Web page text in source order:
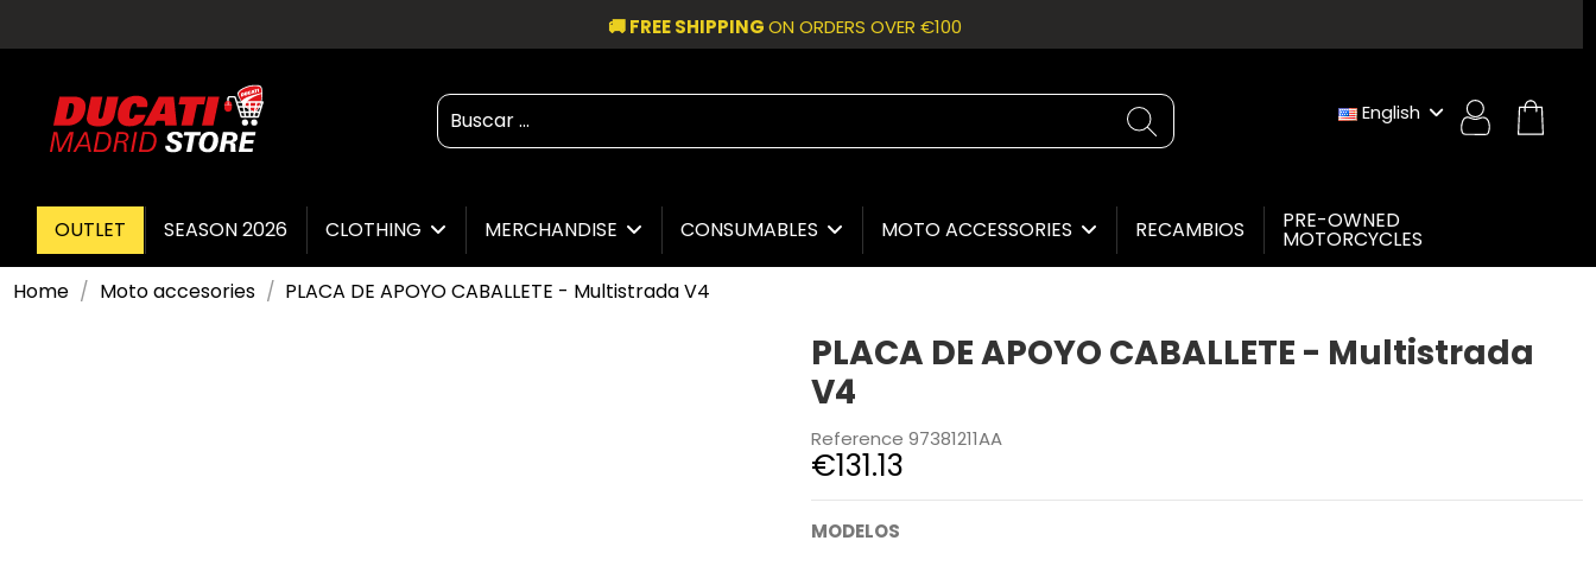
🚚 FREE SHIPPINGON ORDERS OVER €100
English
OUTLET SEASON 2026 CLOTHING MERCHANDISE CONSUMABLES MOTO ACCESSORIES RECAMBIOS PRE-OWNED
MOTORCYCLES
Home
Moto accesories PLACA DE APOYO CABALLETE - Multistrada V4
PLACA DE APOYO CABALLETE - Multistrada
V4
Reference 97381211AA
€131.13
MODELOS